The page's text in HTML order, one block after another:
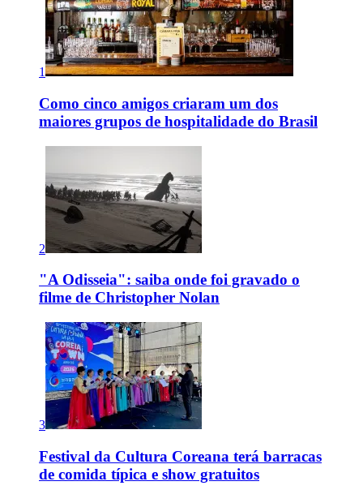
1
Como cinco amigos criaram um dos
maiores grupos de hospitalidade do Brasil
2
"A Odisseia": saiba onde foi gravado o
filme de Christopher Nolan
3
Festival da Cultura Coreana terá barracas
de comida típica e show gratuitos